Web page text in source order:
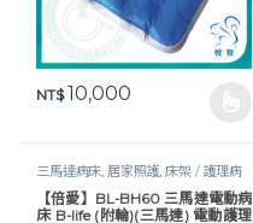
NT$10,000
三馬達病床 居家照護,床架 / 護理病
床,護理床具及配件, 長照專區,預防褥
瘡
【倍愛】BL-BH60 三馬達電動病
床 B-life (附輪)(三馬達) 電動護理